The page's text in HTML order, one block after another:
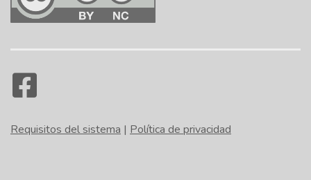
Requisitos del sistema | Política de privacidad